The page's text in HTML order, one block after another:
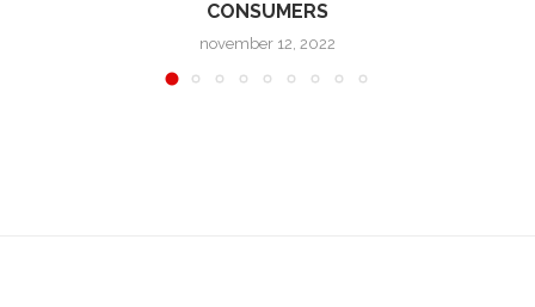
CONSUMERS
november 12, 2022